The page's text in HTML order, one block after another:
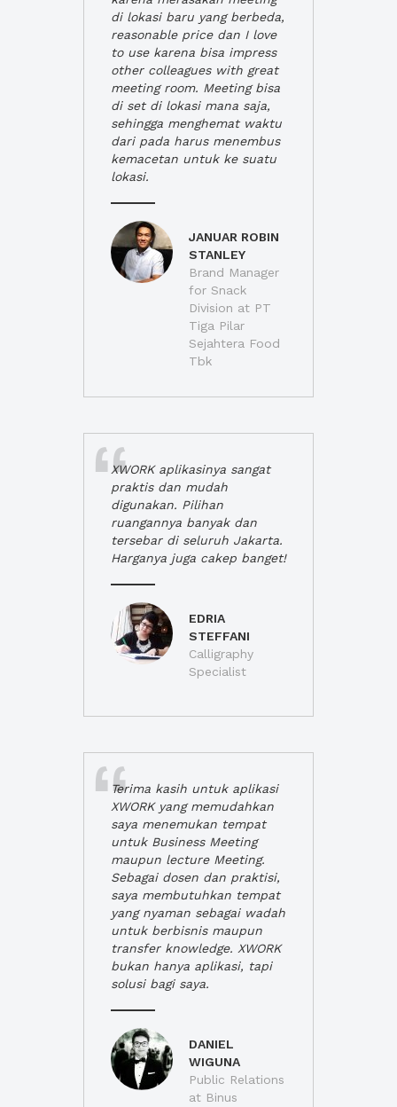
di lokasi baru yang berbeda,
reasonable price dan I love
to use karena bisa impress
other colleagues with great
meeting room. Meeting bisa
di set di lokasi mana saja,
sehingga menghemat waktu
dari pada harus menembus
kemacetan untuk ke suatu
lokasi.
JANUAR ROBIN
STANLEY
Brand Manager
for Snack
Division at PT
Tiga Pilar
Sejahtera Food
Tbk
XWORK aplikasinya sangat
praktis dan mudah
digunakan. Pilihan
ruangannya banyak dan
tersebar di seluruh Jakarta.
Harganya juga cakep banget!
EDRIA
STEFFANI
Calligraphy
Specialist
Terima kasih untuk aplikasi
XWORK yang memudahkan
saya menemukan tempat
untuk Business Meeting
maupun lecture Meeting.
Sebagai dosen dan praktisi,
saya membutuhkan tempat
yang nyaman sebagai wadah
untuk berbisnis maupun
transfer knowledge. XWORK
bukan hanya aplikasi, tapi
solusi bagi saya.
DANIEL
WIGUNA
Public Relations
at Binus